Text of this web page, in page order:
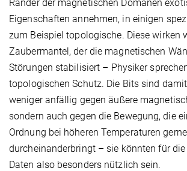
Ränder der magnetischen Domänen
Eigenschaften annehmen, in einigen
zum Beispiel topologische. Diese wirken
Zaubermantel, der die magnetischen
Störungen stabilisiert – Physiker
topologischen Schutz. Die Bits sind
weniger anfällig gegen äußere
sondern auch gegen die Bewegung, die
Ordnung bei höheren Temperaturen gerne
durcheinanderbringt – sie könnten für
Daten also besonders nützlich sein.